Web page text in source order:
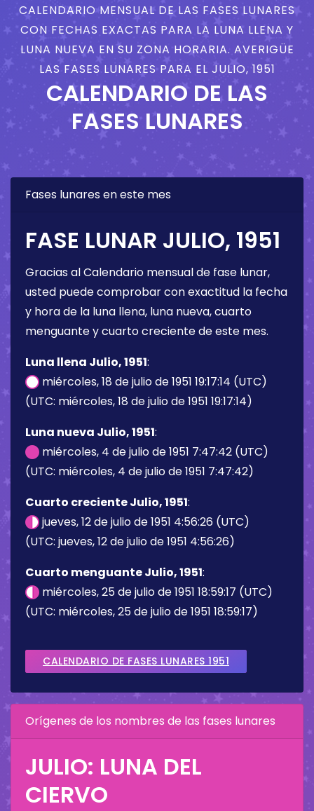
CALENDARIO MENSUAL DE LAS FASES LUNARES
CON FECHAS EXACTAS PARA LA LUNA LLENA Y
LUNA NUEVA EN SU ZONA HORARIA. AVERIGÜE
LAS FASES LUNARES PARA EL JULIO, 1951
CALENDARIO DE LAS
FASES LUNARES
Fases lunares en este mes
FASE LUNAR JULIO, 1951
Gracias al Calendario mensual de fase lunar,
usted puede comprobar con exactitud la fecha
y hora de la luna llena, luna nueva, cuarto
menguante y cuarto creciente de este mes.
Luna llena Julio, 1951:
miércoles, 18 de julio de 1951 19:17:14 (UTC)
(UTC: miércoles, 18 de julio de 1951 19:17:14)
Luna nueva Julio, 1951:
miércoles, 4 de julio de 1951 7:47:42 (UTC)
(UTC: miércoles, 4 de julio de 1951 7:47:42)
Cuarto creciente Julio, 1951:
jueves, 12 de julio de 1951 4:56:26 (UTC)
(UTC: jueves, 12 de julio de 1951 4:56:26)
Cuarto menguante Julio, 1951:
miércoles, 25 de julio de 1951 18:59:17 (UTC)
(UTC: miércoles, 25 de julio de 1951 18:59:17)
CALENDARIO DE FASES LUNARES 1951
Orígenes de los nombres de las fases lunares
JULIO: LUNA DEL
CIERVO